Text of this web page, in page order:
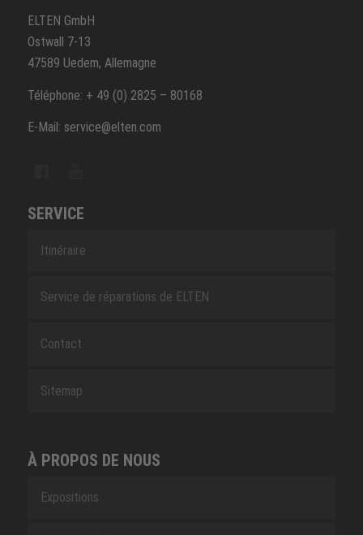
ELTEN GmbH
Ostwall 7-13
47589 Uedem, Allemagne
Téléphone: + 49 (0) 2825 – 80168
E-Mail: service@elten.com
SERVICE
Itinéraire
Service de réparations de ELTEN
Contact
Sitemap
À PROPOS DE NOUS
Expositions